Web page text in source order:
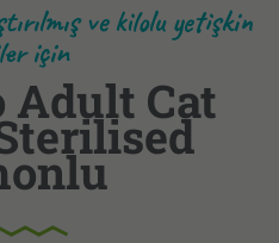
ve kilolu yetişkin
için
Adult Cat